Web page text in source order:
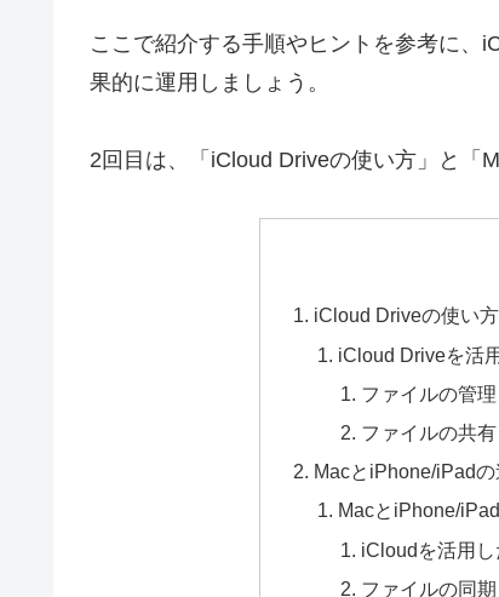
ここで紹介する手順やヒントを参考に、
果的に運用しましょう。
2回目は、「iCloud Driveの使い方」と「
iCloud Driveの使い方
iCloud Driveを活
ファイルの管理
ファイルの共有
MacとiPhone/iPad
MacとiPhone/
iCloudを活用
ファイルの同